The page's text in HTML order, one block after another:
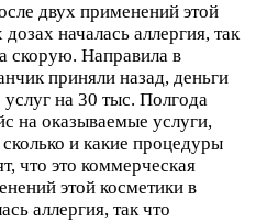
двух применений этой
началась аллергия, так
скорую. Направила в
приняли назад, деньги
услуг на 30 тыс. Полгода
на оказываемые услуги,
и какие процедуры
что это коммерческая
этой косметики в
аллергия, так что